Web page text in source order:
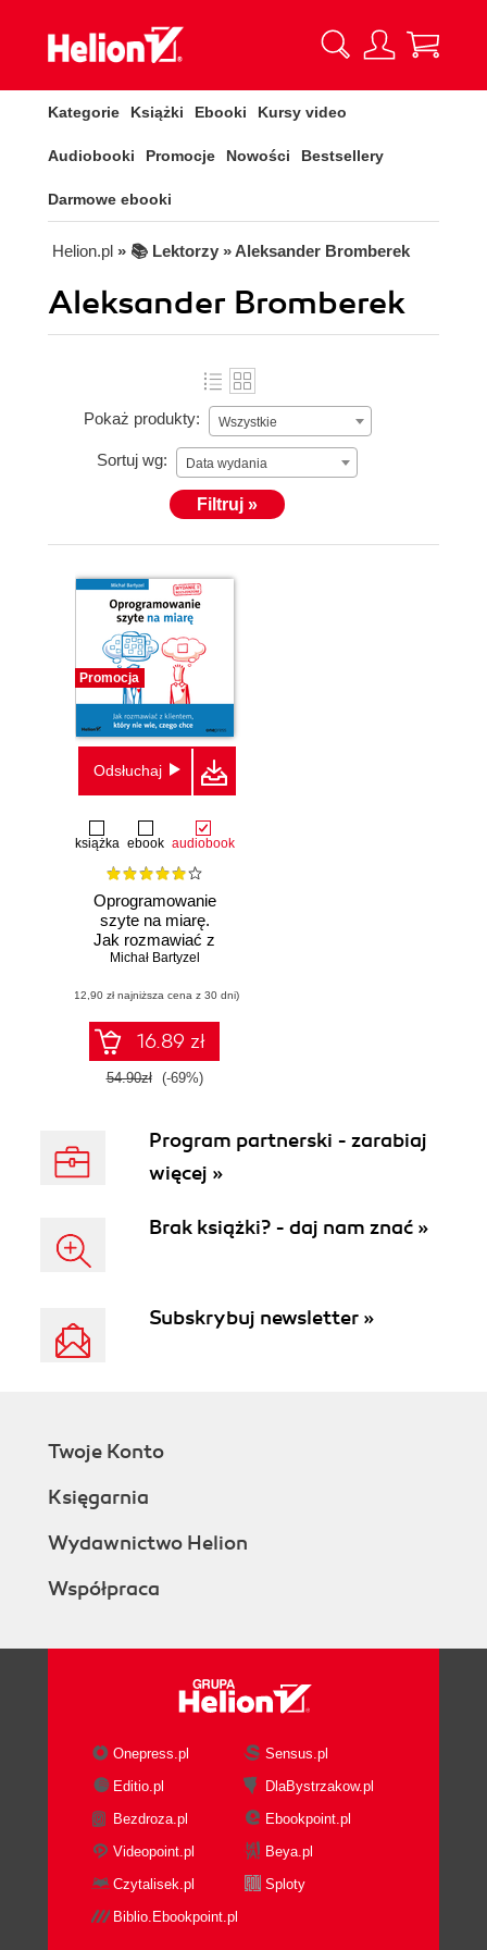
Kategorie Książki Ebooki Kursy video
Audiobooki Promocje Nowości Bestsellery
Darmowe ebooki
Helion.pl » 📚 Lektorzy » Aleksander Bromberek
Aleksander Bromberek
Pokaż produkty: Wszystkie
Sortuj wg: Data wydania
Filtruj »
Promocja
Odsłuchaj
książka ebook audiobook
Oprogramowanie
szyte na miarę.
Jak rozmawiać z
klientem, który nie
Wydanie II
rozszerzone
Michał Bartyzel
(12,90 zł najniższa cena z 30 dni)
16.89 zł
54.90zł (-69%)
Program partnerski - zarabiaj
więcej »
Brak książki? - daj nam znać »
Subskrybuj newsletter »
Twoje Konto
Księgarnia
Wydawnictwo Helion
Współpraca
Onepress.pl
Sensus.pl
Editio.pl
DlaBystrzakow.pl
Bezdroza.pl
Ebookpoint.pl
Videopoint.pl
Beya.pl
Czytalisek.pl
Sploty
Biblio.Ebookpoint.pl